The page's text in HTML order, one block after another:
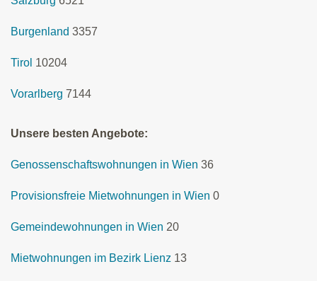
Burgenland 3357
Tirol 10204
Vorarlberg 7144
Unsere besten Angebote:
Genossenschaftswohnungen in Wien 36
Provisionsfreie Mietwohnungen in Wien 0
Gemeindewohnungen in Wien 20
Mietwohnungen im Bezirk Lienz 13